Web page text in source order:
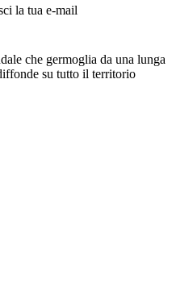
la tua e-mail
che germoglia da una lunga
su tutto il territorio